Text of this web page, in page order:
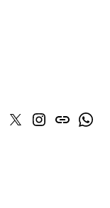
TwitterInstagram
issuu